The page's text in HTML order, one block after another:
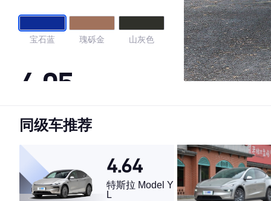
宝石蓝 瑰砾金 山灰色
4.05
·外观表现一般，低于91%同级车
·空间表现一般，低于100%同级车
同级车推荐
4.64
特斯拉 Model Y
L